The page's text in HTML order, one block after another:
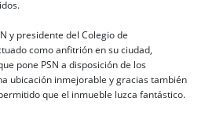
y presidente del Colegio de
como anfitrión en su ciudad,
pone PSN a disposición de los
ubicación inmejorable y gracias también
que el inmueble luzca fantástico.